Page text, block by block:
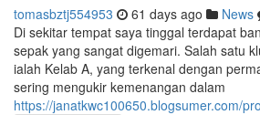
tomasbztj554953 61 days ago News
Di sekitar tempat saya tinggal terdapat
sepak yang sangat digemari. Salah satu
ialah Kelab A, yang terkenal dengan
sering mengukir kemenangan dalam
https://janatkwc100650.blogsumer.com/